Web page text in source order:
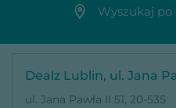
Wyszukaj
Dealz Lublin, ul. Jana
ul. Jana Pawła II 51, 20-535